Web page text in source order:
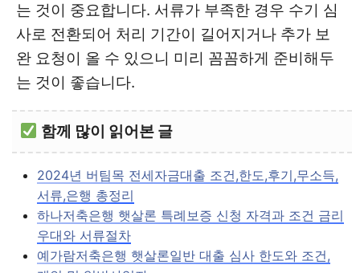
는 것이 중요합니다. 서류가 부족한 경우 수기 심
사로 전환되어 처리 기간이 길어지거나 추가 보
완 요청이 올 수 있으니 미리 꼼꼼하게 준비해두
는 것이 좋습니다.
함께 많이 읽어본 글
2024년 버팀목 전세자금대출 조건,한도,후기,무소득,
서류,은행 총정리
하나저축은행 햇살론 특례보증 신청 자격과 조건 금리
우대와 서류절차
예가람저축은행 햇살론일반 대출 심사 한도와 조건,